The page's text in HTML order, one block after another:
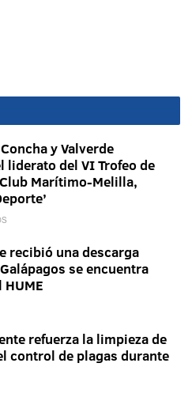
y Valverde
liderato del VI Trofeo de
Marítimo-Melilla,
recibió una descarga
se encuentra
refuerza la limpieza de
control de plagas durante